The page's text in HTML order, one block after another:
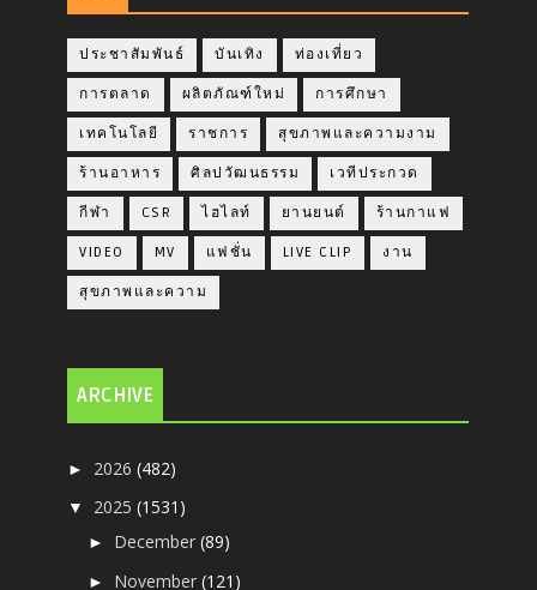
ประชาสัมพันธ์ บันเทิง ท่องเที่ยว
การตลาด ผลิตภัณฑ์ใหม่ การศึกษา
เทคโนโลยี ราชการ สุขภาพและความงาม
ร้านอาหาร ศิลปวัฒนธรรม เวทีประกวด
กีฬา CSR ไฮไลท์ ยานยนต์ ร้านกาแฟ
VIDEO MV แฟชั่น LIVE CLIP งาน
สุขภาพและความ
ARCHIVE
► 2026(482)
▼ 2025(1531)
► December(89)
► November(121)